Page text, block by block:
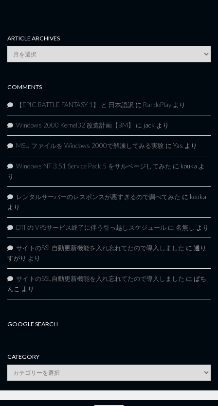
ARTICLE ARCHIVES
Article
Archives
COMMENTS
【EPIC BATTLE FANTASY 1】 と 日本語訳 に RandoPlay より
Windows 2000 Kernel32 改造計画【BM】 に jack より
MSU ファイルを Windows 2000で解凍してみる実験 に Yas より
Windows NT 3.51 Service Pack 5 をサルベージしてみた に kouka よ
り
レンタルサーバーのレスポンスが悪すぎるので調べてみた に kouka
より
DTI の VPSサービス終了に伴う引っ越しスケジュール に 名無し より
サイトのSSL自動更新機能を入れ忘れてたので導入しました に 通り
すがり より
サイトのSSL自動更新機能を入れ忘れてたので導入しました に ぱち
んこ より
GOOGLE SEARCH
CATEGORY
category